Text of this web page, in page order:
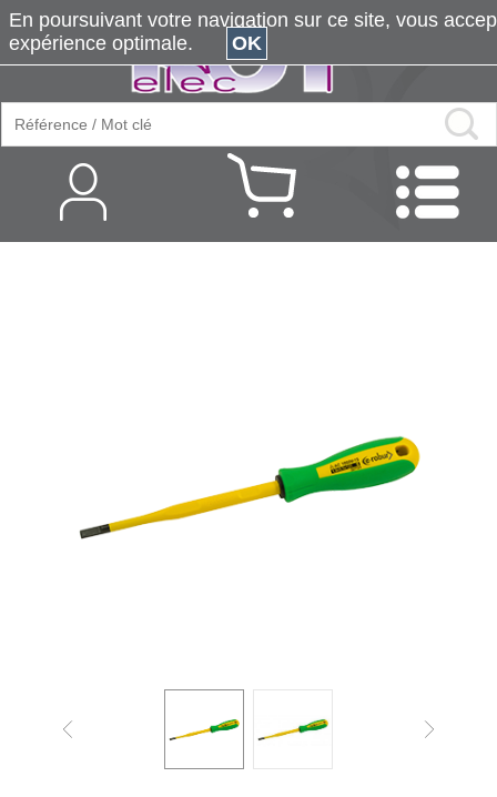
En poursuivant votre navigation sur ce site, vous
expérience optimale.
OK